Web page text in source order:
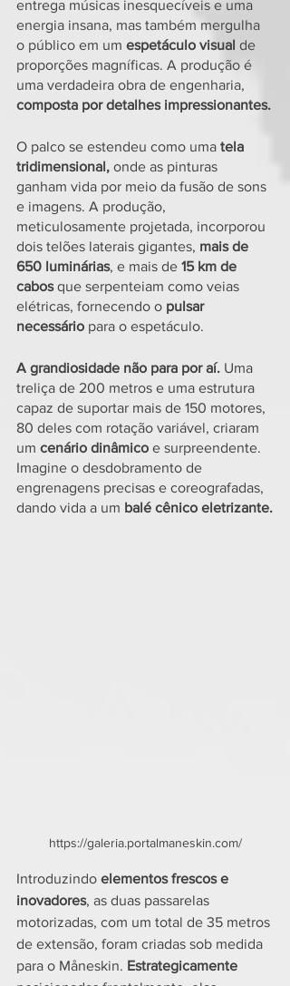
entrega músicas inesquecíveis e uma
energia insana, mas também mergulha
o público em um espetáculo visual de
proporções magníficas. A produção é
uma verdadeira obra de engenharia,
composta por detalhes impressionantes.
O palco se estendeu como uma tela
tridimensional, onde as pinturas
ganham vida por meio da fusão de sons
e imagens. A produção,
meticulosamente projetada, incorporou
dois telões laterais gigantes, mais de
650 luminárias, e mais de 15 km de
cabos que serpenteiam como veias
elétricas, fornecendo o pulsar
necessário para o espetáculo.
A grandiosidade não para por aí. Uma
treliça de 200 metros e uma estrutura
capaz de suportar mais de 150 motores,
80 deles com rotação variável, criaram
um cenário dinâmico e surpreendente.
Imagine o desdobramento de
engrenagens precisas e coreografadas,
dando vida a um balé cênico eletrizante.
https://galeria.portalmaneskin.com/
Introduzindo elementos frescos e
inovadores, as duas passarelas
motorizadas, com um total de 35 metros
de extensão, foram criadas sob medida
para o Måneskin. Estrategicamente